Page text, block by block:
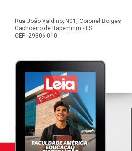
Rua João Valdino, N01, Coronel Borges
Cachoeiro de Itapemirim - ES
CEP: 29306-010